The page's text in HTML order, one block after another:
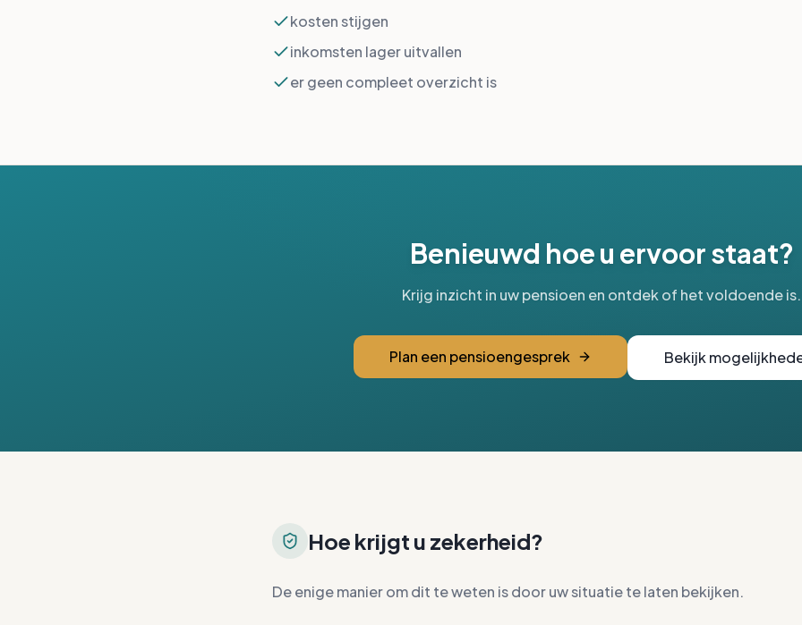
kosten stijgen
inkomsten lager uitvallen
er geen compleet overzicht is
Benieuwd hoe u ervoor staat?
Krijg inzicht in uw pensioen en ontdek of het voldoende is.
Plan een pensioengesprek Bekijk
Hoe krijgt u zekerheid?
De enige manier om dit te weten is door uw situatie te laten bekijken.